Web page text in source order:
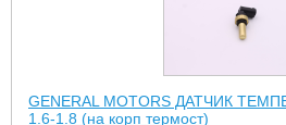
GENERAL MOTORS ДАТЧИК
1.6-1.8 (на корп термост)